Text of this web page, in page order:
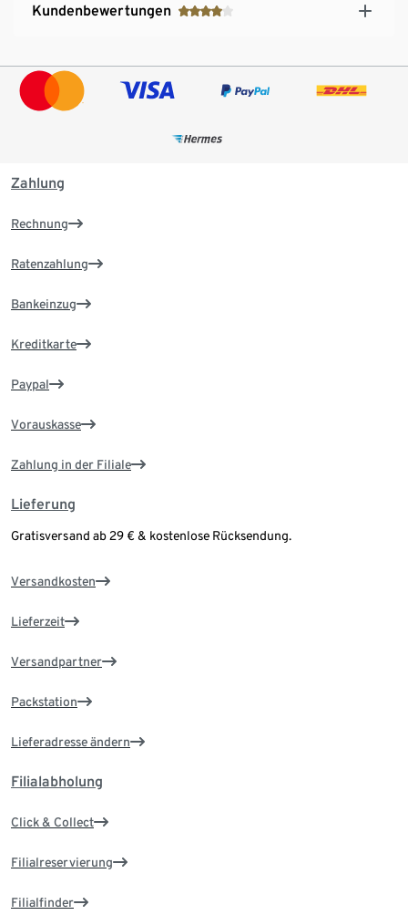
Kundenbewertungen
Zahlung
Rechnung
Ratenzahlung
Bankeinzug
Kreditkarte
Paypal
Vorauskasse
Zahlung in der Filiale
Lieferung
Gratisversand ab 29 € & kostenlose Rücksendung.
Versandkosten
Lieferzeit
Versandpartner
Packstation
Lieferadresse ändern
Filialabholung
Click & Collect
Filialreservierung
Filialfinder